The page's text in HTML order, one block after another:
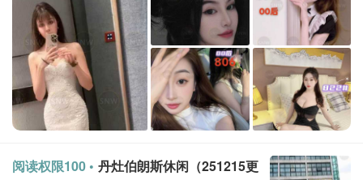
阅读权限100 • 丹灶伯朗斯休闲（251215更